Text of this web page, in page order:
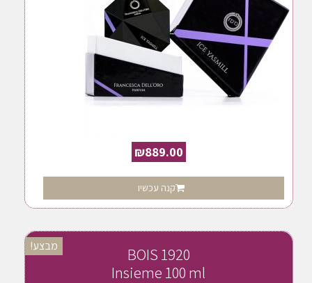
₪889.00
קנה עכשיו
מבצע!
BOIS 1920
Insieme 100 ml